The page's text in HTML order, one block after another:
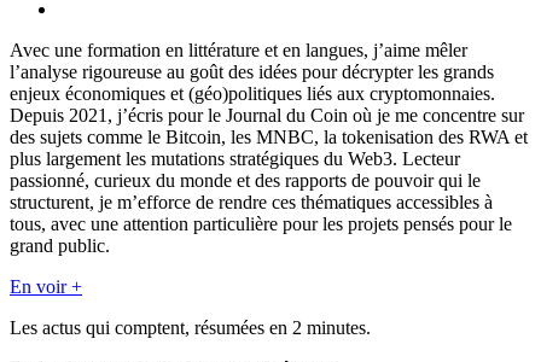
Avec une formation en littérature et en langues, j’aime mêler
l’analyse rigoureuse au goût des idées pour décrypter les grands
enjeux économiques et (géo)politiques liés aux cryptomonnaies.
Depuis 2021, j’écris pour le Journal du Coin où je me concentre sur
des sujets comme le Bitcoin, les MNBC, la tokenisation des RWA et
plus largement les mutations stratégiques du Web3. Lecteur
passionné, curieux du monde et des rapports de pouvoir qui le
structurent, je m’efforce de rendre ces thématiques accessibles à
tous, avec une attention particulière pour les projets pensés pour le
grand public.
En voir +
Les actus qui comptent, résumées en 2 minutes.